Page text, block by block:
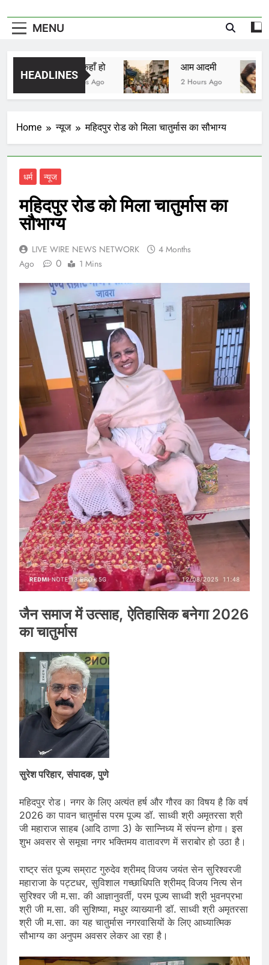
MENU
HEADLINES
मीरा तुम कहाँ हो
60 Minutes Ago
आम आदमी
2 Hours Ago
Home न्यूज महिदपुर रोड को मिला चातुर्मास का सौभाग्य
धर्म न्यूज
महिदपुर रोड को मिला चातुर्मास का
सौभाग्य
LIVE WIRE NEWS NETWORK
4 Months
Ago
0 1 Mins
जैन समाज में उत्साह, ऐतिहासिक बनेगा 2026
का चातुर्मास
सुरेश परिहार, संपादक, पुणे
महिदपुर रोड। नगर के लिए अत्यंत हर्ष और गौरव का विषय है कि वर्ष
2026 का पावन चातुर्मास परम पूज्य डॉ. साध्वी श्री अमृतरसा श्री
जी महाराज साहब (आदि ठाणा 3) के सान्निध्य में संपन्न होगा। इस
शुभ अवसर से समूचा नगर भक्तिमय वातावरण में सराबोर हो उठा है।
राष्ट्र संत पूज्य सम्राट गुरुदेव श्रीमद् विजय जयंत सेन सुरिश्वरजी
महाराजा के पट्टधर, सुविशाल गच्छाधिपति श्रीमद् विजय नित्य सेन
सुरिश्वर जी म.सा. की आज्ञानुवर्ती, परम पूज्य साध्वी श्री भुवनप्रभा
श्री जी म.सा. की सुशिष्या, मधुर व्याख्यानी डॉ. साध्वी श्री अमृतरसा
श्री जी म.सा. का यह चातुर्मास नगरवासियों के लिए आध्यात्मिक
सौभाग्य का अनुपम अवसर लेकर आ रहा है।